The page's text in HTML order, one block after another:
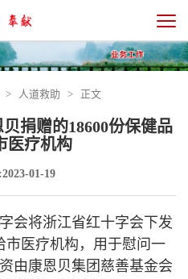
> 人道救助 > 正文
捐赠的18600份保健品
医疗机构
01-19
会将浙江省红十字会下发
市医疗机构，用于慰问一
由康恩贝集团慈善基金会